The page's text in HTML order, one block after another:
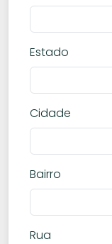
Estado
Cidade
Bairro
Rua